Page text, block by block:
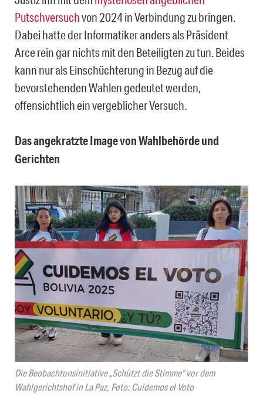
Putschversuchvon 2024 in Verbindung zu bringen.
Dabei hatte der Informatiker anders als Präsident
Arce rein gar nichts mit den Beteiligten zu tun. Beides
kann nur als Einschüchterung in Bezug auf die
bevorstehenden Wahlen gedeutet werden,
offensichtlich ein vergeblicher Versuch.
Das angekratzte Image von Wahlbehörde und
Gerichten
Die Beobachtunsinitiative „Schützt die Stimme“ vor dem
Wahlgerichtshof in La Paz, Foto: Cuidemos el Voto